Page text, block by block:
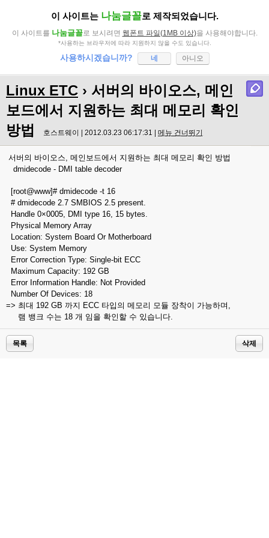
이 사이트는 나눔글꼴로 제작되었습니다.
이 사이트를 나눔글꼴로 보시려면 웹폰트 파일(1MB 이상)을 사용해야합니다.
*사용하는 브라우저에 따라 지원하지 않을 수도 있습니다.
사용하시겠습니까? 네 아니오
Linux ETC › 서버의 바이오스, 메인
보드에서 지원하는 최대 메모리 확인
방법
호스트웨이 | 2012.03.23 06:17:31 | 메뉴 건너뛰기
서버의 바이오스, 메인보드에서 지원하는 최대 메모리 확인 방법
dmidecode - DMI table decoder
[root@www]# dmidecode -t 16
# dmidecode 2.7 SMBIOS 2.5 present.
Handle 0×0005, DMI type 16, 15 bytes.
Physical Memory Array
Location: System Board Or Motherboard
Use: System Memory
Error Correction Type: Single-bit ECC
Maximum Capacity: 192 GB
Error Information Handle: Not Provided
Number Of Devices: 18
=> 최대 192 GB 까지 ECC 타입의 메모리 모듈 장착이 가능하며,
램 뱅크 수는 18 개 임을 확인할 수 있습니다.
목록 삭제